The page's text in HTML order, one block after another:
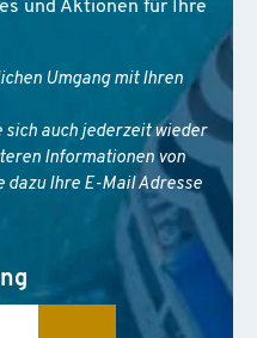
und Aktionen für Ihre
Umgang mit Ihren
sich auch jederzeit wieder
Informationen von
dazu Ihre E-Mail Adresse